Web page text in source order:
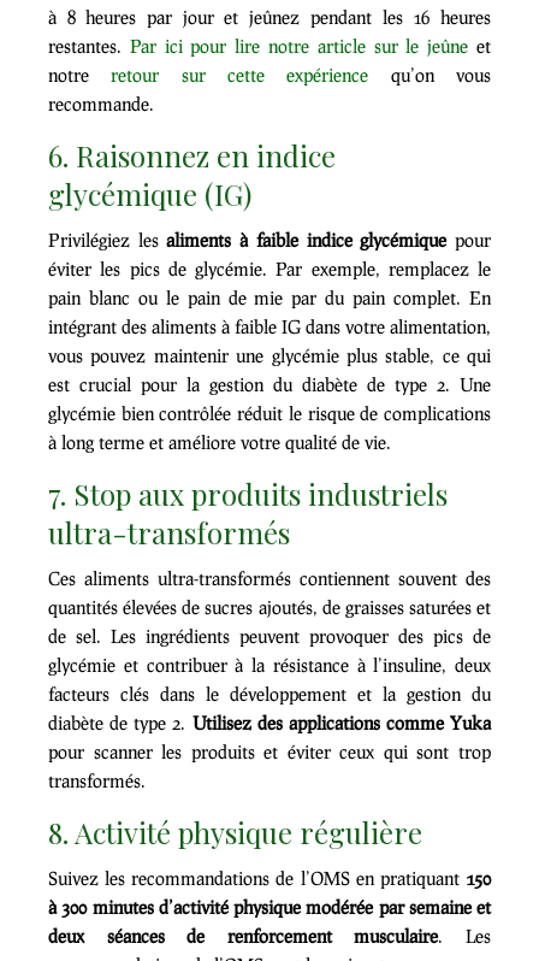
à 8 heures par jour et jeûnez pendant les 16 heures
restantes. Par ici pour lire notre article sur le jeûne et
notreretour sur cette expérience qu’on vous
recommande.
6. Raisonnez en indice
glycémique (IG)
Privilégiez lesaliments à faible indice glycémiquepour
éviter les pics de glycémie. Par exemple, remplacez le
pain blanc ou le pain de mie par du pain complet. En
intégrant des aliments à faible IG dans votre alimentation,
vous pouvez maintenir une glycémie plus stable, ce qui
est crucial pour la gestion du diabète de type 2. Une
glycémie bien contrôlée réduit le risque de complications
à long terme et améliore votre qualité de vie.
7. Stop aux produits industriels
ultra-transformés
Ces aliments ultra-transformés contiennent souvent des
quantités élevées de sucres ajoutés, de graisses saturées et
de sel. Les ingrédients peuvent provoquer des pics de
glycémie et contribuer à la résistance à l’insuline, deux
facteurs clés dans le développement et la gestion du
diabète de type 2. Utilisez des applications comme Yuka
pour scanner les produits et éviter ceux qui sont trop
transformés.
8. Activité physique régulière
Suivez les recommandations de l’OMS en pratiquant 150
à 300 minutes d’activité physique modérée par semaine et
deux séances de renforcement musculaire. Les